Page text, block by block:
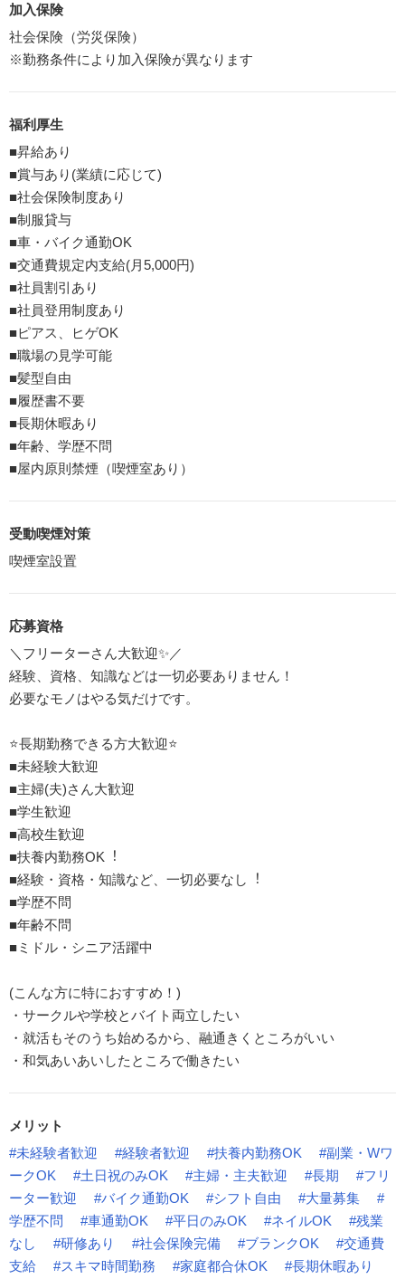
加入保険
社会保険（労災保険）
※勤務条件により加入保険が異なります
福利厚生
■昇給あり
■賞与あり(業績に応じて)
■社会保険制度あり
■制服貸与
■車・バイク通勤OK
■交通費規定内支給(月5,000円)
■社員割引あり
■社員登用制度あり
■ピアス、ヒゲOK
■職場の見学可能
■髪型自由
■履歴書不要
■長期休暇あり
■年齢、学歴不問
■屋内原則禁煙（喫煙室あり）
受動喫煙対策
喫煙室設置
応募資格
＼フリーターさん⼤歓迎✨／
経験、資格、知識などは一切必要ありません！
必要なモノはやる気だけです。
⭐⻑期勤務できる⽅⼤歓迎⭐
■未経験⼤歓迎
■主婦(夫)さん⼤歓迎
■学生歓迎
■高校生歓迎
■扶養内勤務OK︕
■経験・資格・知識など、⼀切必要なし︕
■学歴不問
■年齢不問
■ミドル・シニア活躍中
(こんな方に特におすすめ！)
・サークルや学校とバイト両立したい
・就活もそのうち始めるから、融通きくところがいい
・和気あいあいしたところで働きたい
メリット
#未経験者歓迎
#経験者歓迎 #扶養内勤務OK
#副業・Wワ
ークOK
#土日祝のみOK #主婦・主夫歓迎 #長期
#フリ
ーター歓迎
#バイク通勤OK #シフト自由 #大量募集
#
学歴不問
#車通勤OK #平日のみOK #ネイルOK
#残業
なし
#研修あり #社会保険完備 #ブランクOK
#交通費
支給
#スキマ時間勤務 #家庭都合休OK
#長期休暇あり